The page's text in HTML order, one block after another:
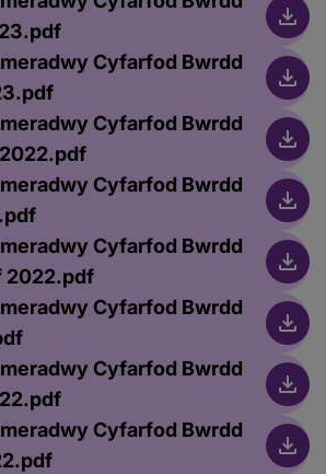
Cyfarfod Bwrdd
Cyfarfod Bwrdd
Cyfarfod Bwrdd
Cyfarfod Bwrdd
2022.pdf
Cyfarfod Bwrdd
Cyfarfod Bwrdd
Cyfarfod Bwrdd